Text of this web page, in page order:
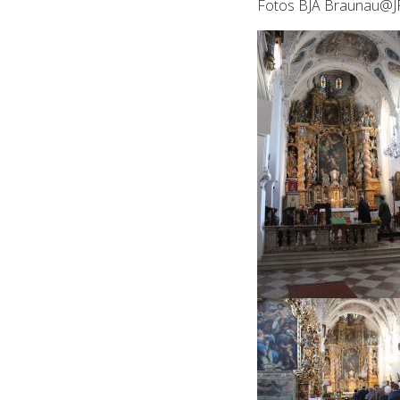
Fotos BJA